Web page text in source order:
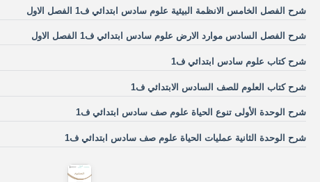
شرح الفصل الخامس الانظمة البيئية علوم سادس ابتدائي ف1 الفصل الاول
شرح الفصل السادس موارد الارض علوم سادس ابتدائي ف1 الفصل الاول
شرح كتاب علوم سادس ابتدائي ف1
شرح كتاب العلوم للصف السادس الابتدائي ف1
شرح الوحدة الأولى تنوع الحياة علوم صف سادس ابتدائي ف1
شرح الوحدة الثانية عمليات الحياة علوم صف سادس ابتدائي ف1